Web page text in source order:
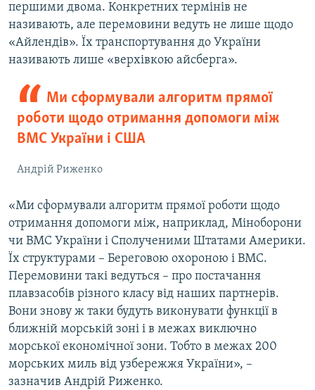
першими двома. Конкретних термінів не
називають, але перемовини ведуть не лише щодо
«Айлендів». Їх транспортування до України
називають лише «верхівкою айсберга».
Ми сформували алгоритм прямої
роботи щодо отримання допомоги між
ВМС України і США
Андрій Риженко
«Ми сформували алгоритм прямої роботи щодо
отримання допомоги між, наприклад, Міноборони
чи ВМС України і Сполученими Штатами Америки.
Їх структурами – Береговою охороною і ВМС.
Перемовини такі ведуться – про постачання
плавзасобів різного класу від наших партнерів.
Вони знову ж таки будуть виконувати функції в
ближній морській зоні і в межах виключно
морської економічної зони. Тобто в межах 200
морських миль від узбережжя України», –
зазначив Андрій Риженко.